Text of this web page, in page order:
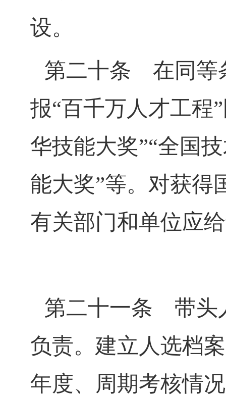
设。
第二十条 在同等
报“百千万人才工程”
华技能大奖”“全国
能大奖”等。对获得
有关部门和单位应
第二十一条 带头
负责。建立人选档
年度、周期考核情